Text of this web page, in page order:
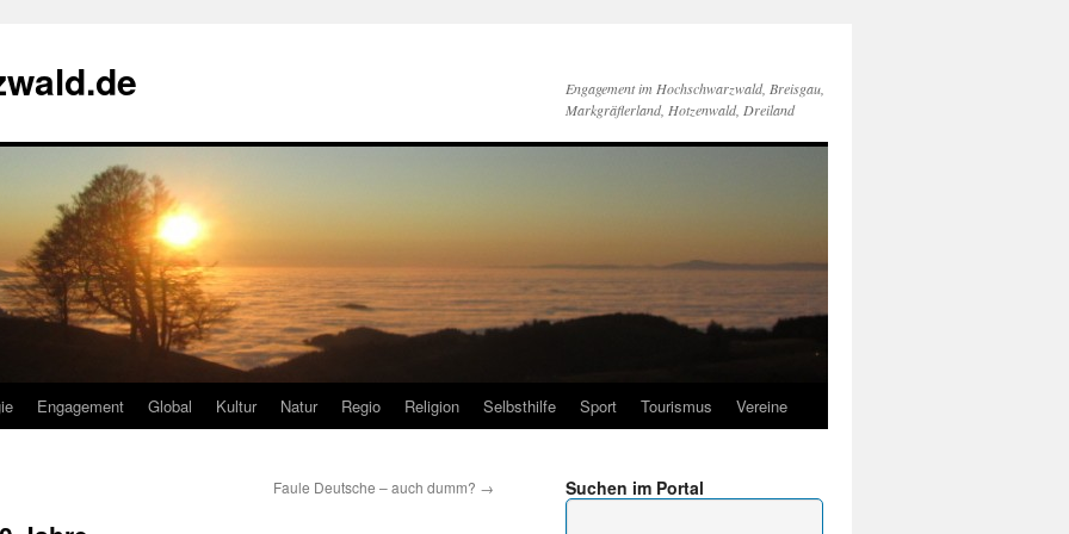
Engagement im Hochschwarzwald, Breisgau,
Markgräflerland, Hotzenwald, Dreiland
Engagement Global Kultur Natur Regio Religion Selbsthilfe Sport Tourismus Vereine
Faule Deutsche – auch dumm? → Suchen im Portal